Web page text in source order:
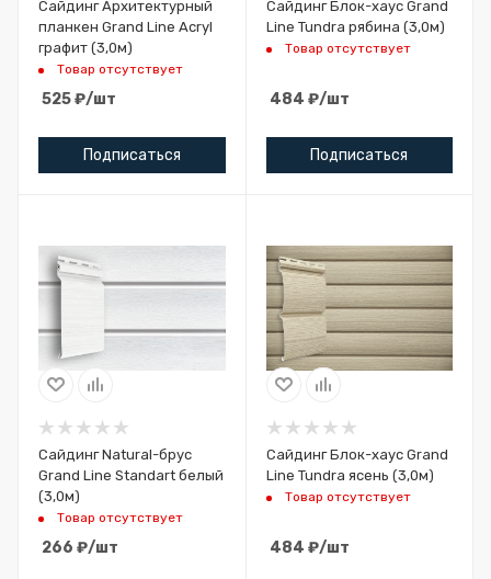
Сайдинг Архитектурный
планкен Grand Line Acryl
графит (3,0м)
Товар отсутствует
525₽/шт
Подписаться
Сайдинг Блок-хаус Grand
Line Tundra рябина (3,0м)
Товар отсутствует
484 ₽/шт
Подписаться
Сайдинг Natural-брус
Grand Line Standart белый
(3,0м)
Товар отсутствует
266 ₽/шт
Сайдинг Блок-хаус Grand
Line Tundra ясень (3,0м)
Товар отсутствует
484 ₽/шт